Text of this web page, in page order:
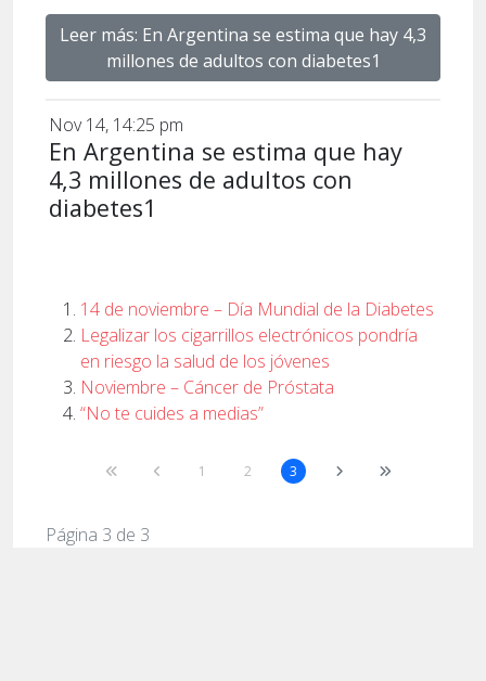
Leer más: En Argentina se estima que hay 4,3
millones de adultos con diabetes1
Nov 14, 14:25 pm
En Argentina se estima que hay
4,3 millones de adultos con
diabetes1
14 de noviembre – Día Mundial de la Diabetes
Legalizar los cigarrillos electrónicos pondría
en riesgo la salud de los jóvenes
Noviembre – Cáncer de Próstata
“No te cuides a medias”
1 2 3
Página 3 de 3